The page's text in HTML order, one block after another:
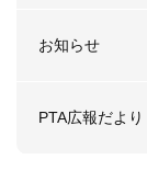
お知らせ
PTA広報だより